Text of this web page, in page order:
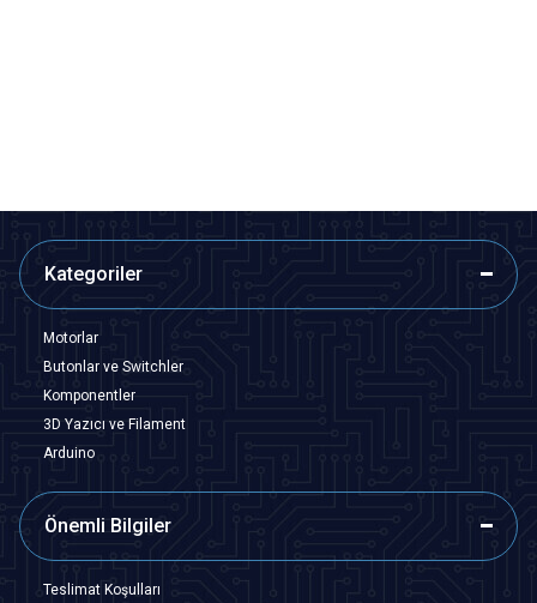
Kategoriler
Motorlar
Butonlar ve Switchler
Komponentler
3D Yazıcı ve Filament
Arduino
Önemli Bilgiler
Teslimat Koşulları